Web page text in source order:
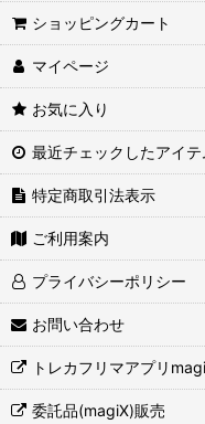
ショッピングカート
マイページ
お気に入り
最近チェックしたアイテ
特定商取引法表示
ご利用案内
プライバシーポリシー
お問い合わせ
トレカフリマアプリmagi
委託品(magiX)販売